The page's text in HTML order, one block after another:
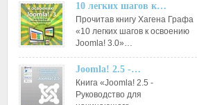
10 легких шагов к…
Прочитав книгу Хагена Графа
«10 легких шагов к освоению
Joomla! 3.0»…
Joomla! 2.5 -…
Книга «Joomla! 2.5 -
Руководство для